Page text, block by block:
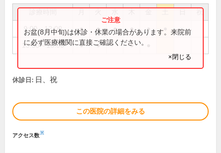
祝
9:00～12:00 ● ● ● ● ●
13:30～18:00 ● ● ●
お盆(8月中旬)は休診・休業の場合があります。来院前
に必ず医療機関に直接ご確認ください。
×閉じる
休診日: 日、祝
この医院の詳細をみる
アクセス数※